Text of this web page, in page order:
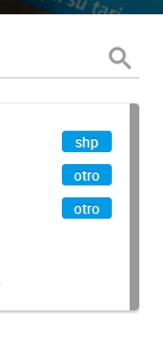
shp
otro
otro